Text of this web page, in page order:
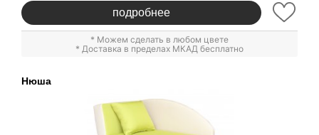
подробнее
* Можем сделать в любом цвете
* Доставка в пределах МКАД бесплатно
Нюша